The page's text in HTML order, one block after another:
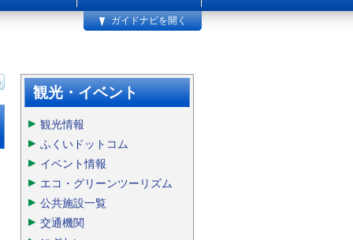
ガイドナビを開く
観光・イベント
観光情報
ふくいドットコム
イベント情報
エコ・グリーンツーリズム
公共施設一覧
交通機関